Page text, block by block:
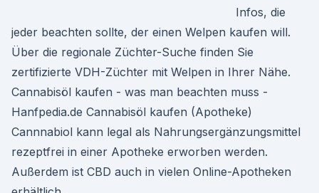
Infos, die
jeder beachten sollte, der einen Welpen kaufen will.
Über die regionale Züchter-Suche finden Sie
zertifizierte VDH-Züchter mit Welpen in Ihrer Nähe.
Cannabisöl kaufen - was man beachten muss -
Hanfpedia.de Cannabisöl kaufen (Apotheke)
Cannnabiol kann legal als Nahrungsergänzungsmittel
rezeptfrei in einer Apotheke erworben werden.
Außerdem ist CBD auch in vielen Online-Apotheken